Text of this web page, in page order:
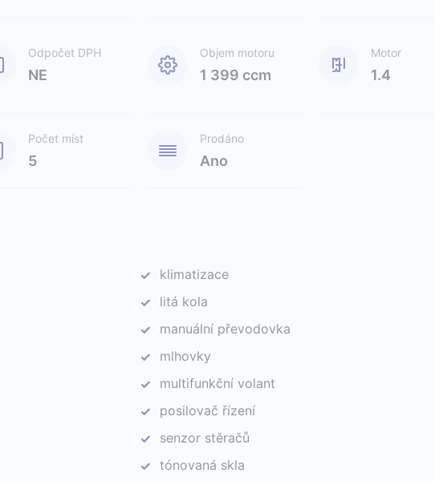
Odpočet DPH
NE
Objem motoru
1 399 ccm
Motor
1.4
Počet míst
5
Prodáno
Ano
✓
klimatizace
✓
litá kola
✓
manuální převodovka
✓
mlhovky
✓
multifunkční volant
✓
posilovač řízení
✓
senzor stěračů
✓ tónovaná skla